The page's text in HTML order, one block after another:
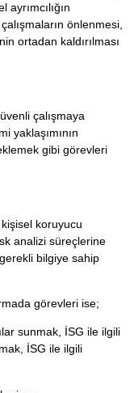
önlenmesi,
ortadan kaldırılması
çalışmaya
yaklaşımının
gibi görevleri
koruyucu
analizi süreçlerine
bilgiye sahip
görevleri ise;
sunmak, İSG ile ilgili
İSG ile ilgili